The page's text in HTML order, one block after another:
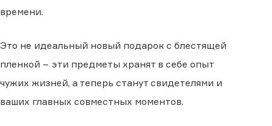
времени.
Это не идеальный новый подарок с блестящей
пленкой − эти предметы хранят в себе опыт
чужих жизней, а теперь станут свидетелями и
ваших главных совместных моментов.